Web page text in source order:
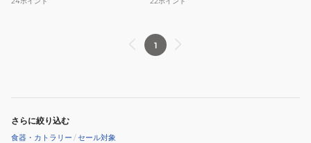
冷
え
専
ゾ
ー
冷
1
さらに絞り込む
食器・カトラリー /セール対象